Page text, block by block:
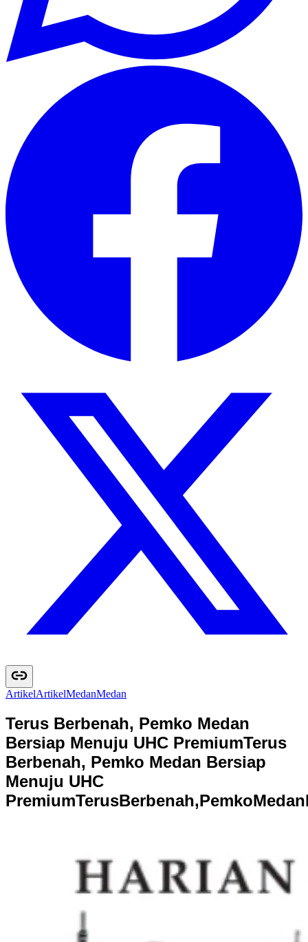
ArtikelArtikelMedanMedan
Terus Berbenah, Pemko Medan
Bersiap Menuju UHC PremiumTerus
Berbenah, Pemko Medan Bersiap
Menuju UHC
PremiumTerusBerbenah,PemkoMedan